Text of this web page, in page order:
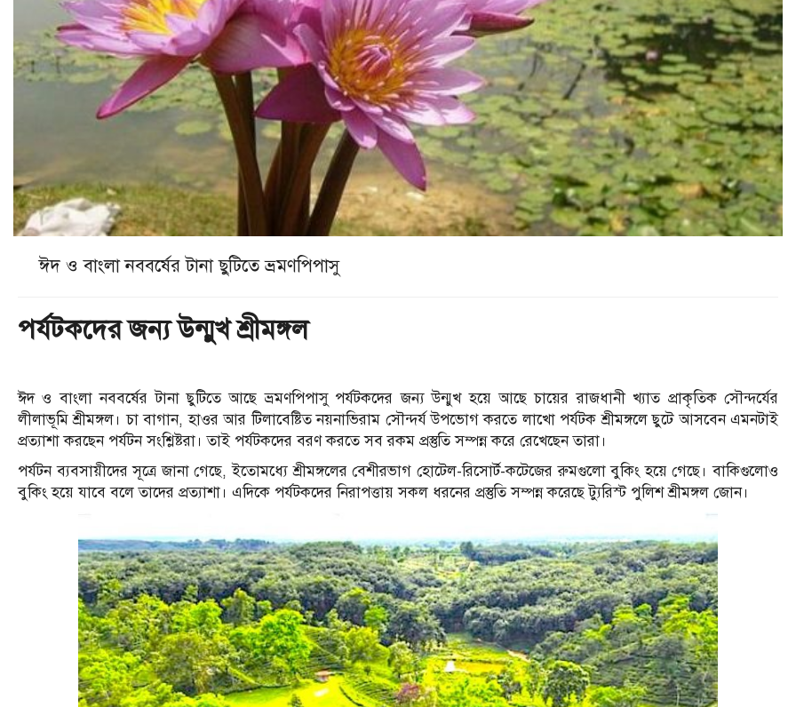
ঈদ ও বাংলা নববর্ষের টানা ছুটিতে ভ্রমণপিপাসু
পর্যটকদের জন্য উন্মুখ শ্রীমঙ্গল
ঈদ ও বাংলা নববর্ষের টানা ছুটিতে আছে ভ্রমণপিপাসু পর্যটকদের জন্য উন্মুখ হয়ে আছে চায়ের রাজধানী খ্যাত প্রাকৃতিক সৌন্দর্যের
লীলাভূমি শ্রীমঙ্গল। চা বাগান, হাওর আর টিলাবেষ্টিত নয়নাভিরাম সৌন্দর্য উপভোগ করতে লাখো পর্যটক শ্রীমঙ্গলে ছুটে আসবেন এমনটাই
প্রত্যাশা করছেন পর্যটন সংশ্লিষ্টরা। তাই পর্যটকদের বরণ করতে সব রকম প্রস্তুতি সম্পন্ন করে রেখেছেন তারা।
পর্যটন ব্যবসায়ীদের সূত্রে জানা গেছে, ইতোমধ্যে শ্রীমঙ্গলের বেশীরভাগ হোটেল-রিসোর্ট-কটেজের রুমগুলো বুকিং হয়ে গেছে। বাকিগুলোও
বুকিং হয়ে যাবে বলে তাদের প্রত্যাশা। এদিকে পর্যটকদের নিরাপত্তায় সকল ধরনের প্রস্তুতি সম্পন্ন করেছে ট্যুরিস্ট পুলিশ শ্রীমঙ্গল জোন।